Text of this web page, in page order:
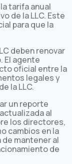
tarifa anual
de la LLC. Este
para que la
deben renovar
El agente
oficial entre la
legales y
la LLC.
un reporte
al
los directores,
cambios en la
mantener al
de